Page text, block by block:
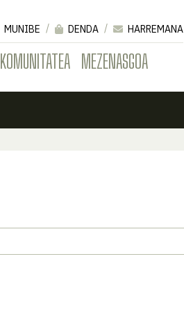
KOMUNITATEA MEZENASGOA
MUNIBE DENDA
HARREMANA